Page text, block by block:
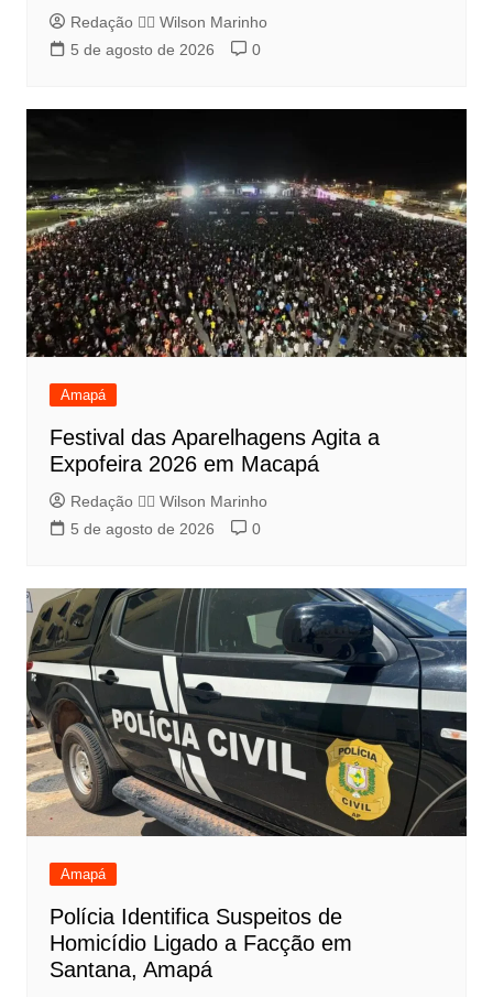
Redação 👨‍⚖️​ Wilson Marinho
5 de agosto de 2026
0
Amapá
Festival das Aparelhagens Agita a
Expofeira 2026 em Macapá
Redação 👨‍⚖️​ Wilson Marinho
5 de agosto de 2026
0
Amapá
Polícia Identifica Suspeitos de
Homicídio Ligado a Facção em
Santana, Amapá